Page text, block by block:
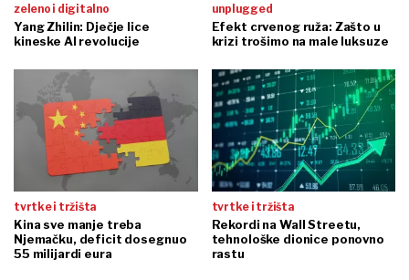
zeleno i digitalno
Yang Zhilin: Dječje lice
kineske AI revolucije
unplugged
Efekt crvenog ruža: Zašto u
krizi trošimo na male luksuze
tvrtke i tržišta
Kina sve manje treba
Njemačku, deficit dosegnuo
55 milijardi eura
tvrtke i tržišta
Rekordi na Wall Streetu,
tehnološke dionice ponovno
rastu